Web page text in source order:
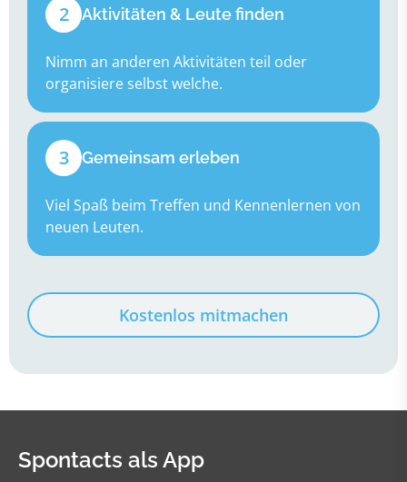
2 Aktivitäten & Leute finden
Nimm an anderen Aktivitäten teil oder
organisiere selbst welche.
3 Gemeinsam erleben
Viel Spaß beim Treffen und Kennenlernen von
neuen Leuten.
Kostenlos mitmachen
Spontacts als App